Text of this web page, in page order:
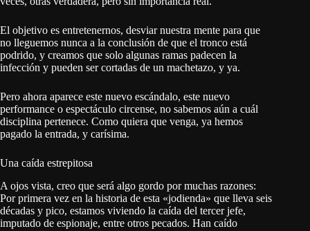
El objetivo es entretenernos, desviar nuestra mente para que
no lleguemos nunca a la conclusión de que el tronco está
podrido, y creamos que solo algunas ramas padecen la
infección y pueden ser cortadas de un machetazo, y ya.
Pero ahora aparece este nuevo escándalo, este nuevo
performance o espectáculo circense, no sabemos aún a cuál
disciplina pertenece. Como quiera que venga, ya hemos
pagado la entrada, y carísima.
Una caída estrepitosa
A ojos vista, creo que será algo gordo por muchas razones:
Por primera vez en la historia de esta «jodienda» que lleva seis
décadas y pico, estamos viviendo la caída del tercer jefe,
imputado de espionaje, entre otros pecados. Han caído